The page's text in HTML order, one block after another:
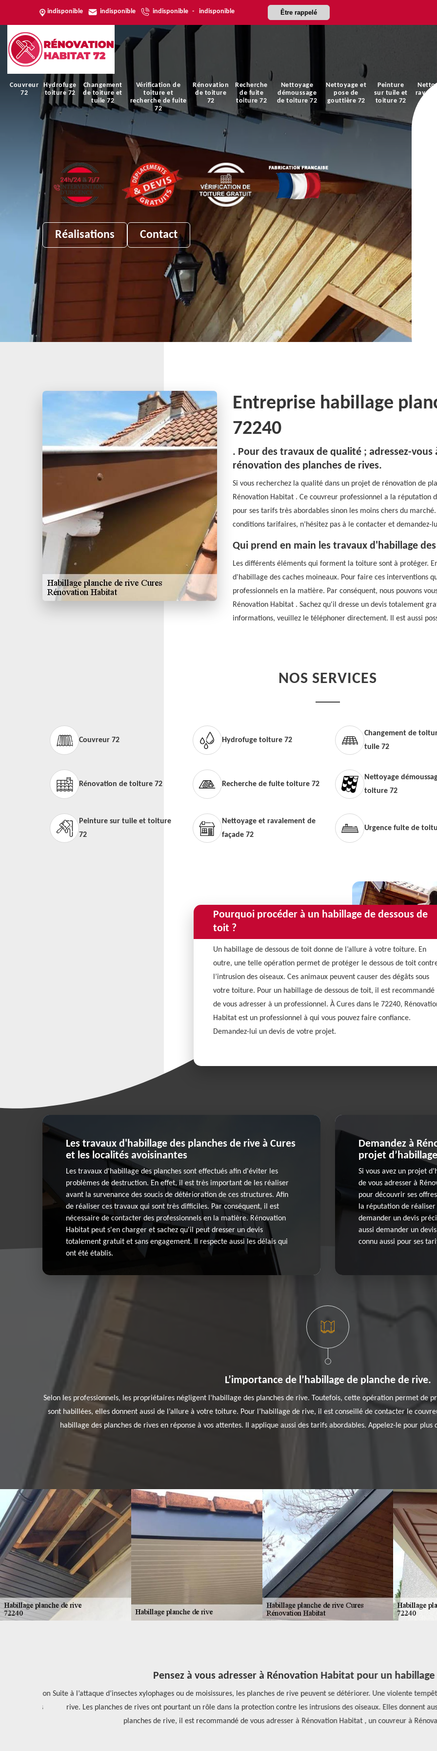
indisponible indisponible indisponible - indisponible Être rappelé
Couvreur
72
Hydrofuge
toiture 72
Changement
de toiture et
tuile 72
Vérification de
toiture et
recherche de fuite
72
Rénovation
de toiture
72
Recherche
de fuite
toiture 72
Nettoyage
démoussage
de toiture 72
Nettoyage et
pose de
gouttière 72
Peinture
sur tuile et
toiture 72
Réalisations Contact
Entreprise habillage
72240
. Pour des travaux de qualité ; adressez-
rénovation des planches de rives.
Si vous recherchez la qualité dans un projet de rénovation de
Rénovation Habitat . Ce couvreur professionnel a la réputation
pour ses tarifs très abordables sinon les moins chers du
conditions tarifaires, n’hésitez pas à le contacter et demandez-
Qui prend en main les travaux d'habillage
Les différents éléments qui forment la toiture sont à protéger.
d'habillage des caches moineaux. Pour faire ces interventions
professionnels en la matière. Par conséquent, nous pouvons
Rénovation Habitat . Sachez qu'il dresse un devis totalement
informations, veuillez le téléphoner directement. Il est aussi
NOS SERVICES
Couvreur 72 Hydrofuge toiture 72
Changement de
tuile 72
Rénovation de toiture 72 Recherche de fuite toiture 72
Nettoyage
toiture 72
Peinture sur tuile et toiture
72
Nettoyage et ravalement de
façade 72
Urgence fuite de
Pourquoi procéder à un habillage de dessous de
toit ?
Un habillage de dessous de toit donne de l’allure à votre toiture. En
outre, une telle opération permet de protéger le dessous de toit
l’intrusion des oiseaux. Ces animaux peuvent causer des dégâts sous
votre toiture. Pour un habillage de dessous de toit, il est recommandé
de vous adresser à un professionnel. À Cures dans le 72240,
Habitat est un professionnel à qui vous pouvez faire confiance.
Demandez-lui un devis de votre projet.
Les travaux d'habillage des planches de rive à Cures
et les localités avoisinantes
Les travaux d'habillage des planches sont effectués afin d'éviter les
problèmes de destruction. En effet, il est très important de les réaliser
avant la survenance des soucis de détérioration de ces structures. Afin
de réaliser ces travaux qui sont très difficiles. Par conséquent, il est
nécessaire de contacter des professionnels en la matière. Rénovation
Habitat peut s'en charger et sachez qu'il peut dresser un devis
totalement gratuit et sans engagement. Il respecte aussi les délais qui
ont été établis.
Demandez à
projet
Si vous avez un projet
de vous adresser à
pour découvrir ses
la réputation de
demander un devis
aussi demander un
connu aussi pour ses
L’importance de l’habillage de planche de rive.
Selon les professionnels, les propriétaires négligent l’habillage des planches de rive. Toutefois, cette opération permet de
sont habillées, elles donnent aussi de l’allure à votre toiture. Pour l’habillage de rive, il est conseillé de contacter le
habillage des planches de rives en réponse à vos attentes. Il applique aussi des tarifs abordables. Appelez-le pour
Pensez à vous adresser à Rénovation Habitat pour un habillage
Suite à l’attaque d’insectes xylophages ou de moisissures, les planches de rive peuvent se détériorer. Une violente
rive. Les planches de rives ont pourtant un rôle dans la protection contre les intrusions des oiseaux. Elles donnent
planches de rive, il est recommandé de vous adresser à Rénovation Habitat , un couvreur à